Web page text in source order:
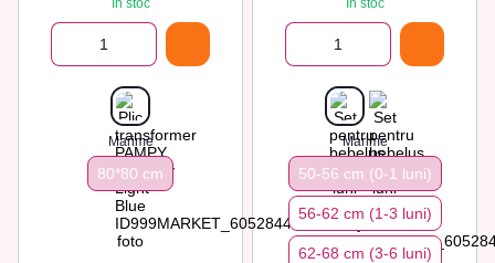
În stoc
Marime
80*80 сm
În stoc
Marime
50-56 cm (0-1 luni)
56-62 сm (1-3 luni)
62-68 сm (3-6 luni)